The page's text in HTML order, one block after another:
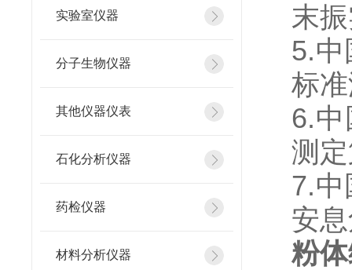
实验室仪器
分子生物仪器
其他仪器仪表
石化分析仪器
药检仪器
材料分析仪器
末
5.中
标
6.
测
7.中
安
粉